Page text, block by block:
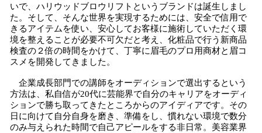
いで、ハリウッドブロウリフトというブランドは誕生しまし
た。そして、そんな世界を実現するためには、安全で信用で
きるアイテムを使い、安心してお客様に施術していただく環
境を整えることが必要不可欠だと考え、化粧品で行う新商品
検査の２倍の時間をかけて、丁寧に眉毛のプロ用商材と眉コ
スメを開発してきました。
企業成長部門での講師をオーディションで選出するという
方法は、私自信が20代に芸能界で自分のキャリアをオーディ
ションで勝ち取ってきたところからのアイディアです。その
日に向けて自分自身を磨き、準備をし、慣れない環境で数分
のみ与えられた時間で自己アピールをする非日常。美容業界